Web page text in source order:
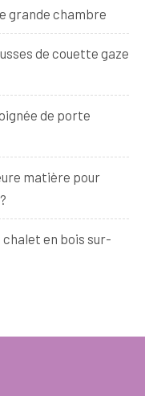
grande chambre
de couette gaze
de porte
matière pour
en bois sur-